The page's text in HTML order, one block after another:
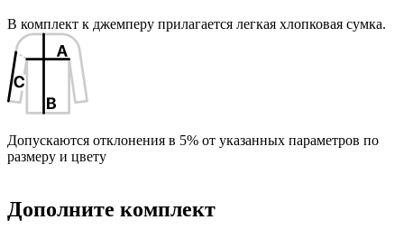
В комплект к джемперу прилагается легкая хлопковая сумка.
Допускаются отклонения в 5% от указанных параметров по
размеру и цвету
Дополните комплект